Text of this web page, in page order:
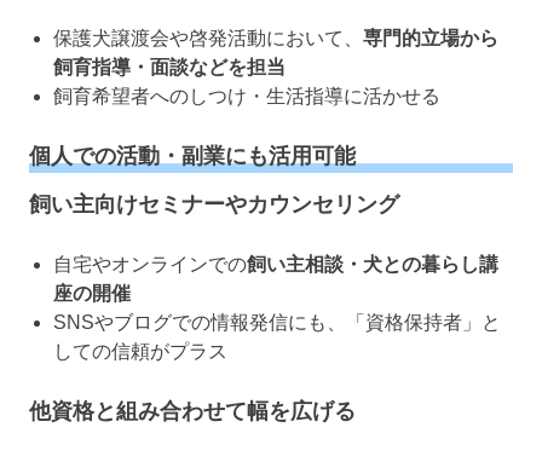
保護犬譲渡会や啓発活動において、 専門的立場から
飼育指導・面談などを担当
飼育希望者へのしつけ・生活指導に活かせる
個人での活動・副業にも活用可能
飼い主向けセミナーやカウンセリング
自宅やオンラインでの飼い主相談・犬との暮らし講
座の開催
SNSやブログでの情報発信にも、「資格保持者」と
しての信頼がプラス
他資格と組み合わせて幅を広げる